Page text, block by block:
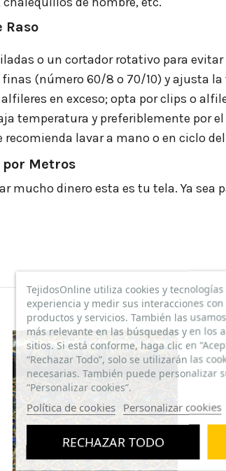
Raso
o un cortador rotativo para evitar
(número 60/8 o 70/10) y ajusta
alfileres en exceso; opta por clips o
temperatura y preferiblemente por
recomienda lavar a mano o en ciclo
por Metros
mucho dinero esta es tu tela. Ya
TejidosOnline utiliza cookies y
experiencia y medir sus interacciones
productos y servicios. También las
más relevante en las búsquedas y en los
sitios. Si está conforme, haga clic en
“Rechazar Todo”, solo se utilizarán las
necesarias. También puede personalizar
“Personalizar cookies”.
Política de cookies Personalizar cookies
RECHAZAR TODO